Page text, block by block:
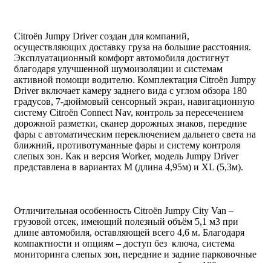
Citroën Jumpy Driver создан для компаний,
осуществляющих доставку груза на большие расстояния.
Эксплуатационный комфорт автомобиля достигнут
благодаря улучшенной шумоизоляции и системам
активной помощи водителю. Комплектация Citroën Jumpy
Driver включает камеру заднего вида с углом обзора 180
градусов, 7-дюймовый сенсорный экран, навигационную
систему Citroën Connect Nav, контроль за пересечением
дорожной разметки, сканер дорожных знаков, передние
фары с автоматическим переключением дальнего света на
ближний, противотуманные фары и систему контроля
слепых зон. Как и версия Worker, модель Jumpy Driver
представлена в вариантах M (длина 4,95м) и XL (5,3м).
Отличительная особенность Citroën Jumpy City Van –
грузовой отсек, имеющий полезный объём 5,1 м3 при
длине автомобиля, оставляющей всего 4,6 м. Благодаря
компактности и опциям – доступ без ключа, система
мониторинга слепых зон, передние и задние парковочные